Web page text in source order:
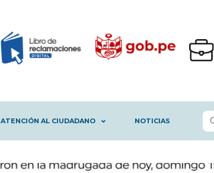
ATENCIÓN AL CIUDADANO NOTICIAS